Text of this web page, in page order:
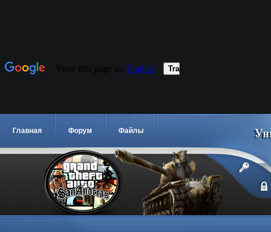
Главная Форум Файлы